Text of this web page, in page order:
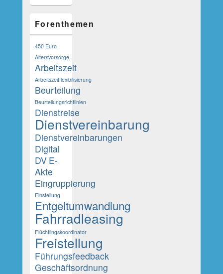
Forenthemen
450 Euro
Altersvorsorge
Arbeitszeit
Arbeitszeitflexibilisierung
Beurteilung
Beurteilungsrichtlinien
Dienstreise
Dienstvereinbarung
Dienstvereinbarungen
Digital
DV E-
Akte
Eingruppierung
Einstellung
Entgeltumwandlung
Fahrradleasing
Flüchtlingskoordinator
Freistellung
Führungsfeedback
Geschäftsordnung